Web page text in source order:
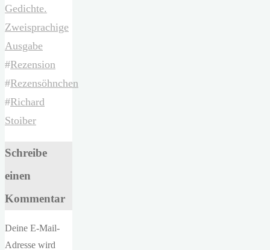
Gedichte.
Zweisprachige
Ausgabe
#Rezension
#Rezensöhnchen
#Richard
Stoiber
Schreibe
einen
Kommentar
Deine E-Mail-
Adresse wird